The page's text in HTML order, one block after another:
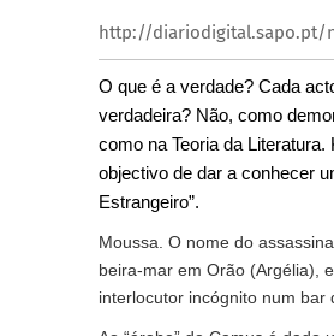
http://diariodigital.sapo.pt/
O que é a verdade? Cada
verdadeira? Não, como
como na Teoria da
objectivo de dar a conhecer
Estrangeiro”.
Moussa. O nome do
beira-mar em Orão (Argélia),
interlocutor incógnito num bar